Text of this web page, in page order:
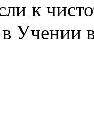
к
Учении